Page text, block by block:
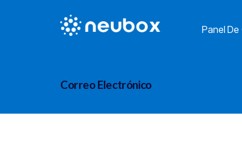
Panel De
Correo Electrónico